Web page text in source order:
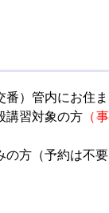
）管内にお住ま
講習対象の方 （事
方（予約は不要